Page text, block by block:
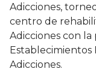
Adicciones,
centro de
Adicciones con la
Establecimientos
Adicciones.